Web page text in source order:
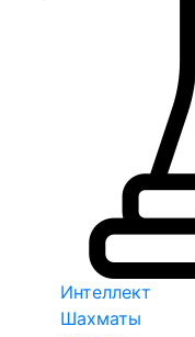
Интеллект
Шахматы